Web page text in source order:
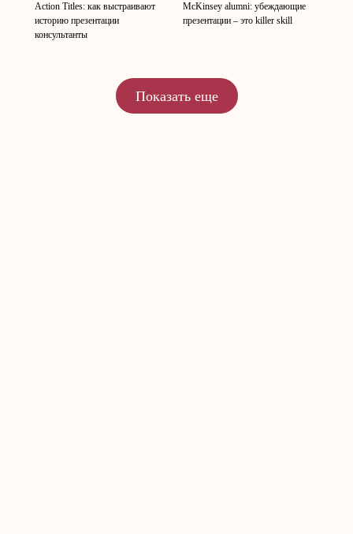
Action Titles: как выстраивают
историю презентации
консультанты
McKinsey alumni: убеждающие
презентации – это killer skill
Показать еще